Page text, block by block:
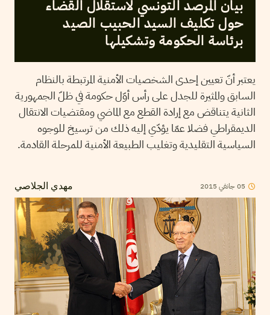
بيان المرصد التونسي لاستقلال القضاء
حول تكليف السيد الحبيب الصيد
برئاسة الحكومة وتشكيلها
يعتبر أنّ تعيين إحدى الشخصيات الأمنية المرتبطة بالنظام
السابق والمثيرة للجدل على رأس أوّل حكومة في ظلّ الجمهورية
الثانية يتناقض مع إرادة القطع مع الماضي ومقتضيات الانتقال
الديمقراطي فضلا عمّا يؤدّي إليه ذلك من ترسيخ للوجوه
السياسية التقليدية وتغليب الطبيعة الأمنية للمرحلة القادمة.
مهدي الجلاصي 05جانفي 2015